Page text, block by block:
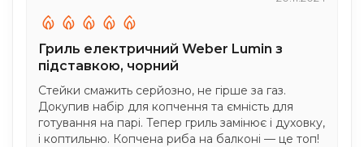
Гриль електричний Weber Lumin з
підставкою, чорний
Стейки смажить серйозно, не гірше за газ.
Докупив набір для копчення та ємність для
готування на парі. Тепер гриль замінює і духовку,
і коптильню. Копчена риба на балконі — це топ!